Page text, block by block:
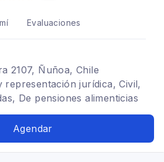
Evaluaciones
2107, Ñuñoa, Chile
representación jurídica, Civil,
De pensiones alimenticias
Agendar